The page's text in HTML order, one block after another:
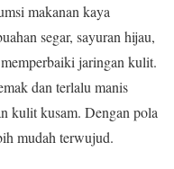
makanan kaya
segar, sayuran hijau,
jaringan kulit.
dan terlalu manis
kulit kusam. Dengan pola
mudah terwujud.